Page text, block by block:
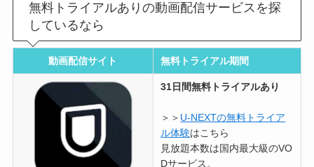
無料トライアルありの動画配信サービスを探
しているなら
動画配信サイト 無料トライアル期間
31日間無料トライアルあり
＞＞ U-NEXTの無料トライア
ル体験はこちら
見放題本数は国内最大級のVO
Dサービス。